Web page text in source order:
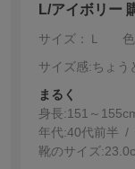
L/アイボリー
サイズ：Ｌ
サイズ感:ちょう
まるく
身長:151～
年代:40代前半
靴のサイズ: